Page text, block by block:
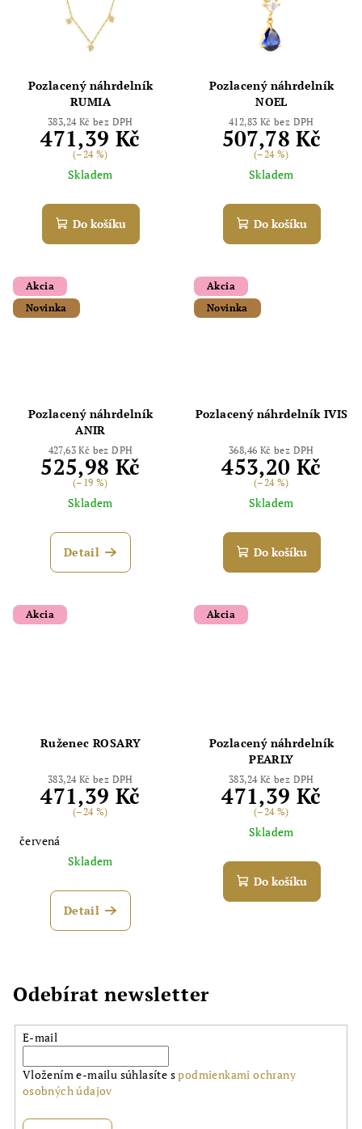
Pozlacený náhrdelník
RUMIA
383,24 Kč bez DPH
471,39 Kč
(–24 %)
Skladem
Do košíku
Pozlacený náhrdelník
NOEL
412,83 Kč bez DPH
507,78 Kč
(–24 %)
Skladem
Do košíku
Akcia
Novinka
Pozlacený náhrdelník
ANIR
427,63 Kč bez DPH
525,98 Kč
(–19 %)
Skladem
Detail
Akcia
Novinka
Pozlacený náhrdelník IVIS
368,46 Kč bez DPH
453,20 Kč
(–24 %)
Skladem
Do košíku
Akcia
Ruženec ROSARY
383,24 Kč bez DPH
471,39 Kč
(–24 %)
červená
Skladem
Detail
Akcia
Pozlacený náhrdelník
PEARLY
383,24 Kč bez DPH
471,39 Kč
(–24 %)
Skladem
Do košíku
Odebírat newsletter
E-mail
Vložením e-mailu súhlasíte spodmienkami ochrany
osobných údajov